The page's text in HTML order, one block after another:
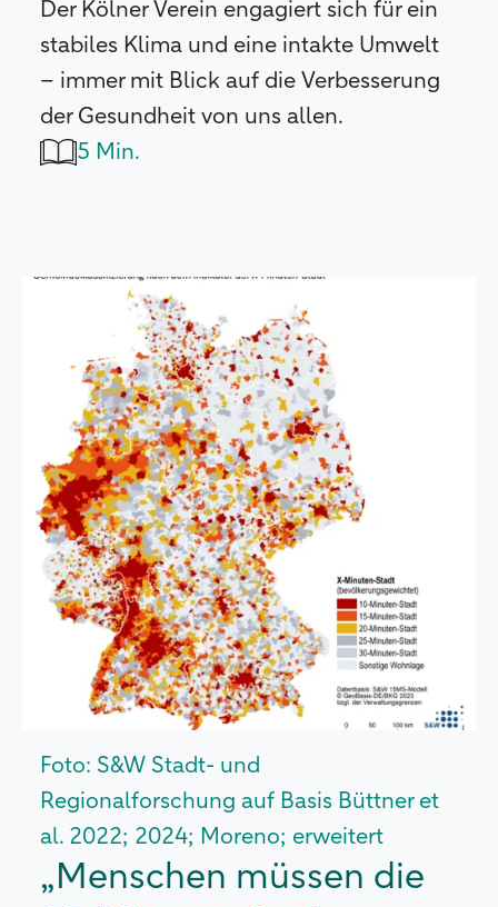
Der Kölner Verein engagiert sich für ein
stabiles Klima und eine intakte Umwelt
– immer mit Blick auf die Verbesserung
der Gesundheit von uns allen.
5 Min.
Foto: S&W Stadt- und
Regionalforschung auf Basis Büttner et
al. 2022; 2024; Moreno; erweitert
„Menschen müssen die